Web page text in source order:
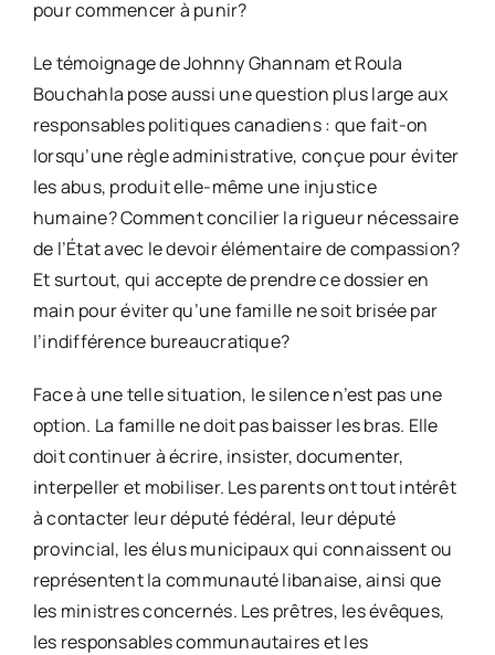
pour commencer à punir?
Le témoignage de Johnny Ghannam et Roula
Bouchahla pose aussi une question plus large aux
responsables politiques canadiens : que fait-on
lorsqu’une règle administrative, conçue pour éviter
les abus, produit elle-même une injustice
humaine? Comment concilier la rigueur nécessaire
de l’État avec le devoir élémentaire de compassion?
Et surtout, qui accepte de prendre ce dossier en
main pour éviter qu’une famille ne soit brisée par
l’indifférence bureaucratique?
Face à une telle situation, le silence n’est pas une
option. La famille ne doit pas baisser les bras. Elle
doit continuer à écrire, insister, documenter,
interpeller et mobiliser. Les parents ont tout intérêt
à contacter leur député fédéral, leur député
provincial, les élus municipaux qui connaissent ou
représentent la communauté libanaise, ainsi que
les ministres concernés. Les prêtres, les évêques,
les responsables communautaires et les